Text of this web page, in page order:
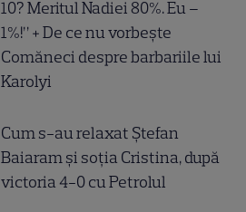
10? Meritul Nadiei 80%. Eu –
1%!” + De ce nu vorbește
Comăneci despre barbariile lui
Karolyi
Cum s-au relaxat Ștefan
Baiaram și soția Cristina, după
victoria 4-0 cu Petrolul